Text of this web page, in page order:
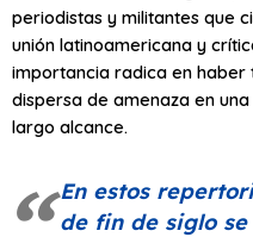
periodistas y militantes que
unión latinoamericana y
importancia radica en
dispersa de amenaza en
largo alcance.
En estos
de fin de siglo